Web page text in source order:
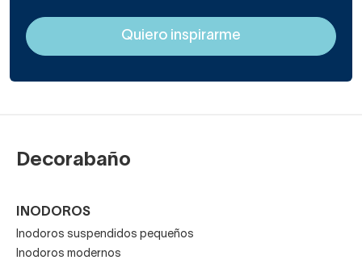
Decorabaño
INODOROS
Inodoros suspendidos pequeños
Inodoros modernos